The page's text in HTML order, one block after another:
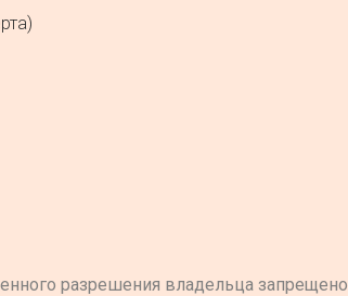
разрешения владельца запрещено.